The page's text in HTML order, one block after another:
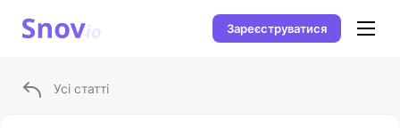
Зареєструватися
Усі статті